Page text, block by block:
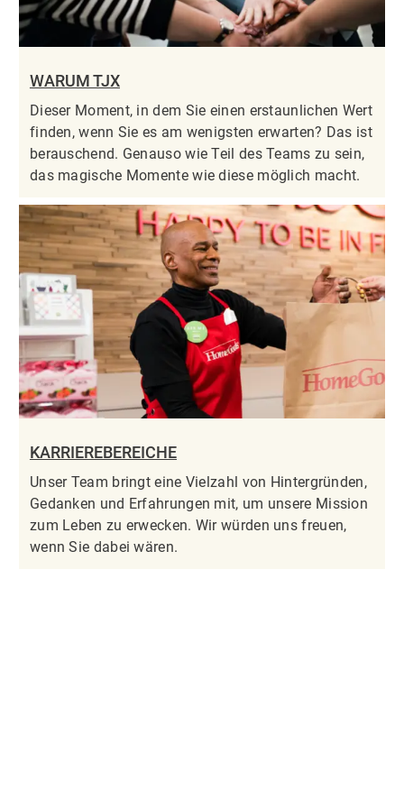
WARUM TJX
Dieser Moment, in dem Sie einen erstaunlichen Wert
finden, wenn Sie es am wenigsten erwarten? Das ist
berauschend. Genauso wie Teil des Teams zu sein,
das magische Momente wie diese möglich macht.
KARRIEREBEREICHE
Unser Team bringt eine Vielzahl von Hintergründen,
Gedanken und Erfahrungen mit, um unsere Mission
zum Leben zu erwecken. Wir würden uns freuen,
wenn Sie dabei wären.